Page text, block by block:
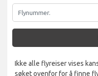
Ikke alle flyreiser vises
søket ovenfor for å finne